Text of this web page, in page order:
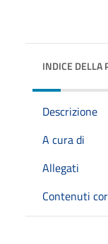
INDICE DELLA
Descrizione
A cura di
Allegati
Contenuti